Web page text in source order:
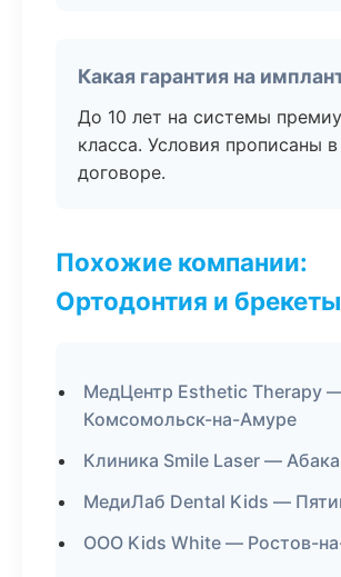
Какая гарантия на
До 10 лет на системы
класса. Условия прописаны в
договоре.
Похожие компании:
Ортодонтия и брекеты
МедЦентр Esthetic Therapy
Комсомольск-на-Амуре
Клиника Smile Laser —
МедиЛаб Dental Kids —
ООО Kids White — Ростов-